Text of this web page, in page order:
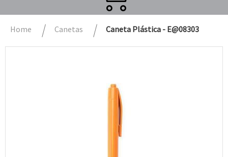
Home Canetas Caneta Plástica - E@08303